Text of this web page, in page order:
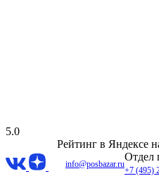
5.0
Рейтинг в Яндексе
info@posbazar.ru
Отдел
+7 (495)